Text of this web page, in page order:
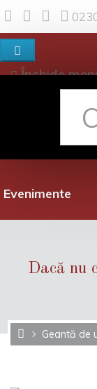
Închide
Evenimente
Dacă nu
Geantă de